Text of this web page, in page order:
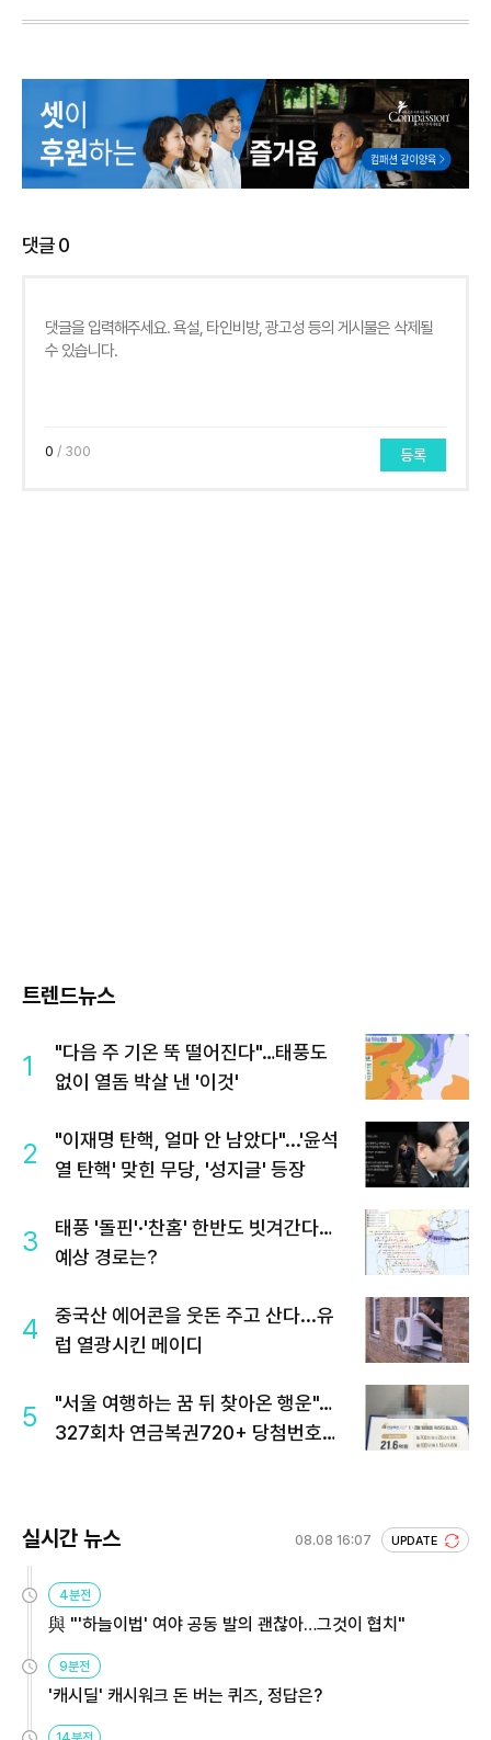
댓글0
0 / 300 등록
트렌드뉴스
1
"다음 주 기온 뚝 떨어진다"…태풍도
없이 열돔 박살 낸 '이것'
2
"이재명 탄핵, 얼마 안 남았다"...'윤석
열 탄핵' 맞힌 무당, '성지글' 등장
3
태풍 '돌핀'·'찬홈' 한반도 빗겨간다…
예상 경로는?
4
중국산 에어콘을 웃돈 주고 산다...유
럽 열광시킨 메이디
5
"서울 여행하는 꿈 뒤 찾아온 행운"…
327회차 연금복권720+ 당첨번호조
실시간 뉴스 08.08 16:07 UPDATE
4분전
與 "'하늘이법' 여야 공동 발의 괜찮아…그것이 협치"
9분전
'캐시딜' 캐시워크 돈 버는 퀴즈, 정답은?